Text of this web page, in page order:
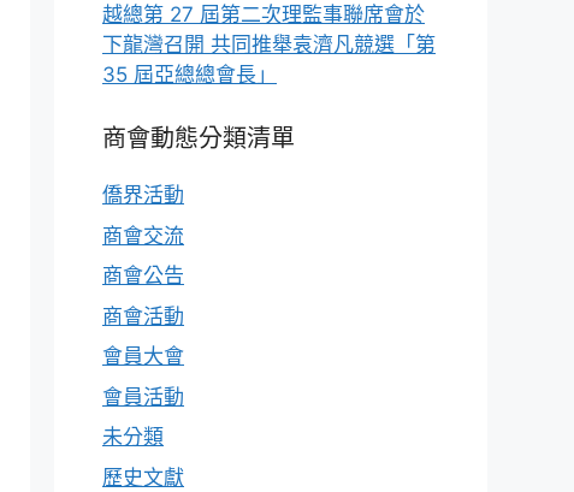
越總第 27 屆第二次理監事聯席會於
下龍灣召開 共同推舉袁濟凡競選「第
35 屆亞總總會長」
商會動態分類清單
僑界活動
商會交流
商會公告
商會活動
會員大會
會員活動
未分類
歷史文獻